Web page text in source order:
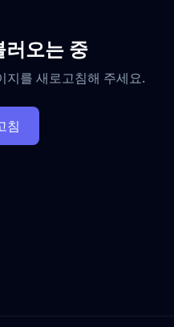
러오는 중
지를 새로고침해 주세요.
침